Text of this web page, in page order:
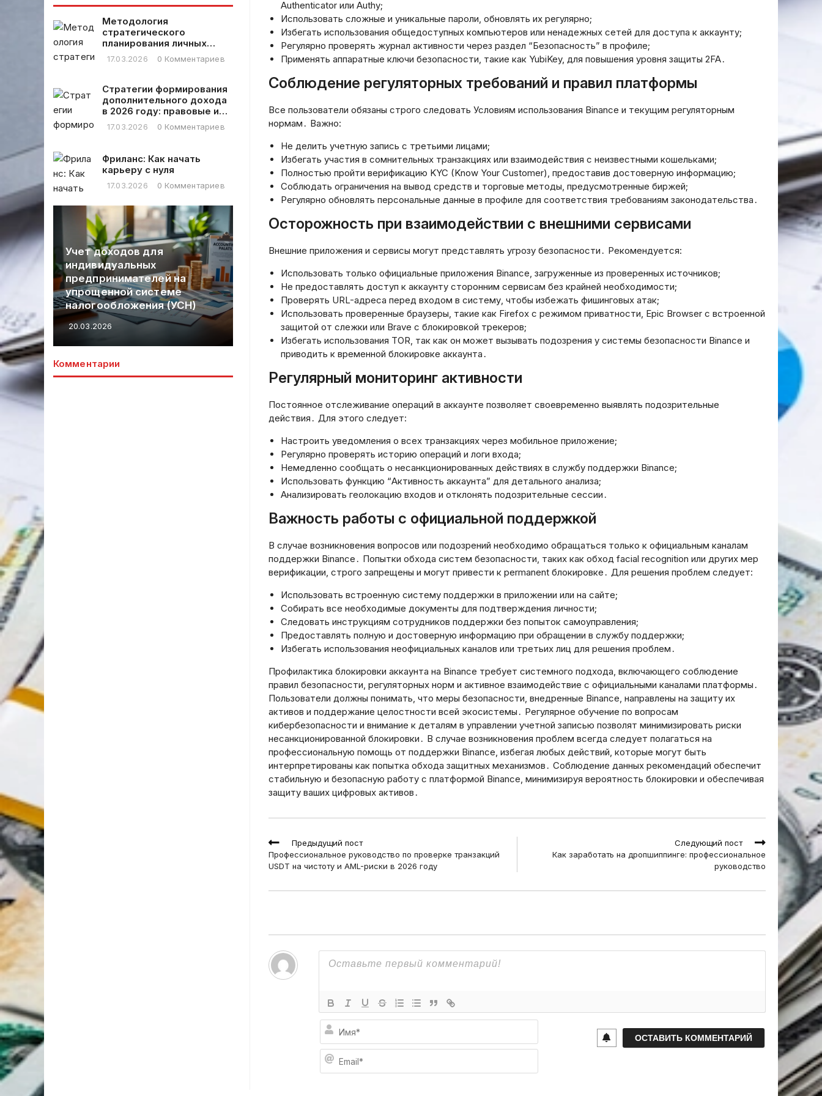
Authenticator или Authy;
Использовать сложные и уникальные пароли, обновлять их регулярно;
Избегать использования общедоступных компьютеров или ненадежных сетей для доступа к аккаунту;
Регулярно проверять журнал активности через раздел “Безопасность” в профиле;
Применять аппаратные ключи безопасности, такие как YubiKey, для повышения уровня защиты 2FA․
Соблюдение регуляторных требований и правил платформы
Все пользователи обязаны строго следовать Условиям использования Binance и текущим регуляторным
нормам․ Важно:
Не делить учетную запись с третьими лицами;
Избегать участия в сомнительных транзакциях или взаимодействия с неизвестными кошельками;
Полностью пройти верификацию KYC (Know Your Customer), предоставив достоверную информацию;
Соблюдать ограничения на вывод средств и торговые методы, предусмотренные биржей;
Регулярно обновлять персональные данные в профиле для соответствия требованиям законодательства․
Осторожность при взаимодействии с внешними сервисами
Внешние приложения и сервисы могут представлять угрозу безопасности․ Рекомендуется:
Использовать только официальные приложения Binance, загруженные из проверенных источников;
Не предоставлять доступ к аккаунту сторонним сервисам без крайней необходимости;
Проверять URL-адреса перед входом в систему, чтобы избежать фишинговых атак;
Использовать проверенные браузеры, такие как Firefox с режимом приватности, Epic Browser с встроенной
защитой от слежки или Brave с блокировкой трекеров;
Избегать использования TOR, так как он может вызывать подозрения у системы безопасности Binance и
приводить к временной блокировке аккаунта․
Регулярный мониторинг активности
Постоянное отслеживание операций в аккаунте позволяет своевременно выявлять подозрительные
действия․ Для этого следует:
Настроить уведомления о всех транзакциях через мобильное приложение;
Регулярно проверять историю операций и логи входа;
Немедленно сообщать о несанкционированных действиях в службу поддержки Binance;
Использовать функцию “Активность аккаунта” для детального анализа;
Анализировать геолокацию входов и отклонять подозрительные сессии․
Важность работы с официальной поддержкой
В случае возникновения вопросов или подозрений необходимо обращаться только к официальным каналам
поддержки Binance․ Попытки обхода систем безопасности, таких как обход facial recognition или других мер
верификации, строго запрещены и могут привести к permanent блокировке․ Для решения проблем следует:
Использовать встроенную систему поддержки в приложении или на сайте;
Собирать все необходимые документы для подтверждения личности;
Следовать инструкциям сотрудников поддержки без попыток самоуправления;
Предоставлять полную и достоверную информацию при обращении в службу поддержки;
Избегать использования неофициальных каналов или третьих лиц для решения проблем․
Профилактика блокировки аккаунта на Binance требует системного подхода, включающего соблюдение
правил безопасности, регуляторных норм и активное взаимодействие с официальными каналами платформы․
Пользователи должны понимать, что меры безопасности, внедренные Binance, направлены на защиту их
активов и поддержание целостности всей экосистемы․ Регулярное обучение по вопросам
кибербезопасности и внимание к деталям в управлении учетной записью позволят минимизировать риски
несанкционированной блокировки․ В случае возникновения проблем всегда следует полагаться на
профессиональную помощь от поддержки Binance, избегая любых действий, которые могут быть
интерпретированы как попытка обхода защитных механизмов․ Соблюдение данных рекомендаций обеспечит
стабильную и безопасную работу с платформой Binance, минимизируя вероятность блокировки и обеспечивая
защиту ваших цифровых активов․
Read
more
articles
Предыдущий пост
Профессиональное руководство по проверке транзакций
USDT на чистоту и AML-риски в 2026 году
Следующий пост
Как заработать на дропшиппинге: профессиональное
руководство
я
Методология
стратегического
планирования личных
финансовых расходов
17.03.2026 0 Комментариев
Стратегии формирования
дополнительного дохода
в 2026 году: правовые и
практические аспекты
17.03.2026 0 Комментариев
Фриланс: Как начать
карьеру с нуля
17.03.2026 0 Комментариев
для
на
системе
(УСН)
Стратегии инвестирования
в период экономической
нестабильности:
комплексный анализ
подходов и инструментов
20.03.2026
Стратегии минимизации
финансовой нагрузки: как не
переплатить по займу
20.03.2026
Как выбрать банк для
бизнеса онлайн: ключевые
критерии и рекомендации
мультивалютных
кошельков в
Комментарии